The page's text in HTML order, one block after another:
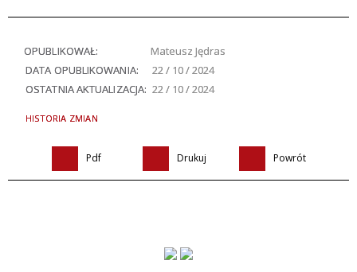
OPUBLIKOWAŁ:
Mateusz Jędras
DATA OPUBLIKOWANIA:
22 / 10 / 2024
OSTATNIA AKTUALIZACJA: 22 / 10 / 2024
HISTORIA ZMIAN
Pdf Drukuj Powrót